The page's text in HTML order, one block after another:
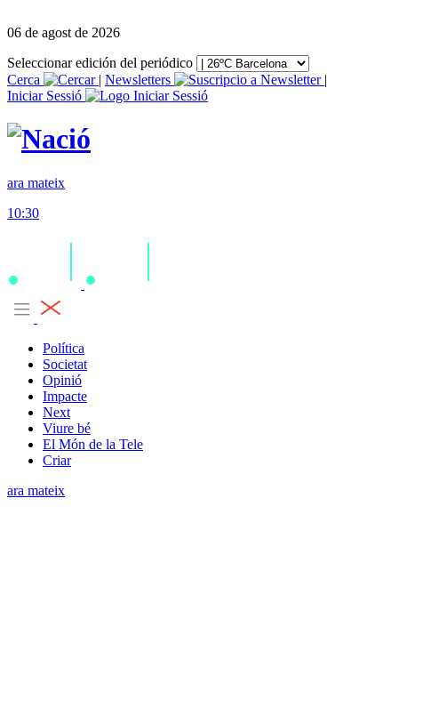
06 de agost de 2026
Seleccionar edición del periódico
Cerca
| Newsletters
|
Iniciar Sessió
ara mateix
10:30
Política
Societat
Opinió
Impacte
Next
Viure bé
El Món de la Tele
Criar
ara mateix